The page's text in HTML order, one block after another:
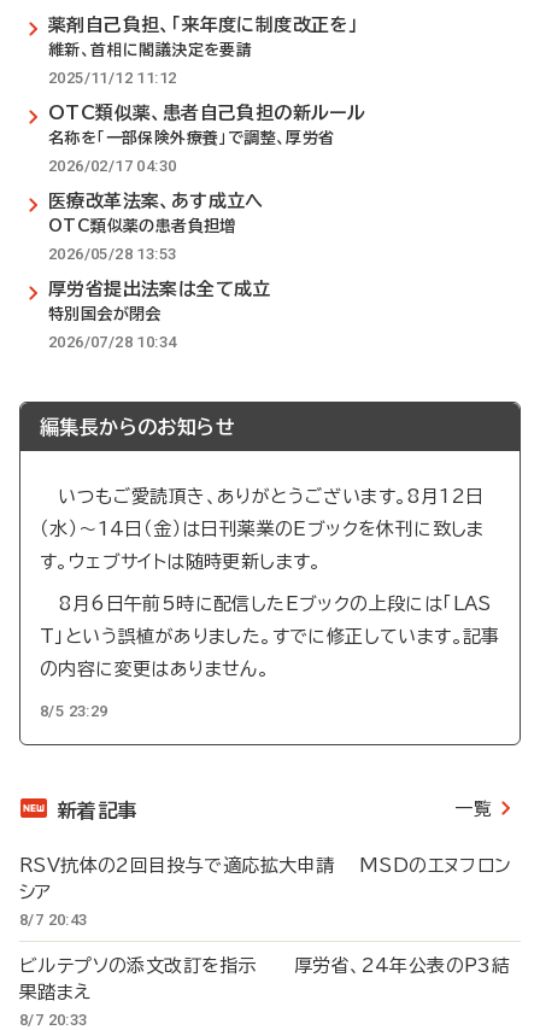
薬剤自己負担、「来年度に制度改正を」
維新、首相に閣議決定を要請
2025/11/12 11:12
OTC類似薬、患者自己負担の新ルール
名称を「一部保険外療養」で調整、厚労省
2026/02/17 04:30
医療改革法案、あす成立へ
OTC類似薬の患者負担増
2026/05/28 13:53
厚労省提出法案は全て成立
特別国会が閉会
2026/07/28 10:34
編集長からのお知らせ
いつもご愛読頂き、ありがとうございます。8月12日
（水）～14日（金）は日刊薬業のEブックを休刊に致しま
す。ウェブサイトは随時更新します。
8月6日午前5時に配信したEブックの上段には「LAS
T」という誤植がありました。すでに修正しています。記事
の内容に変更はありません。
8/5 23:29
新着記事 一覧
RSV抗体の2回目投与で適応拡大申請 MSDのエヌフロン
シア
8/7 20:43
ビルテプソの添文改訂を指示 厚労省、24年公表のP3結
果踏まえ
8/7 20:33